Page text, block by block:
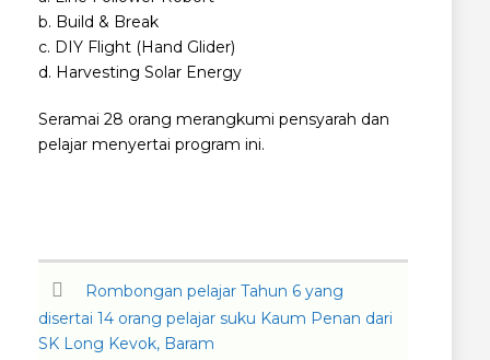
b. Build & Break
c. DIY Flight (Hand Glider)
d. Harvesting Solar Energy
Seramai 28 orang merangkumi pensyarah dan
pelajar menyertai program ini.
Rombongan pelajar Tahun 6 yang
disertai 14 orang pelajar suku Kaum Penan dari
SK Long Kevok, Baram